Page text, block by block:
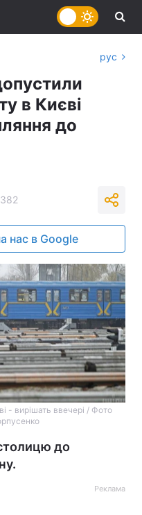
рус
в Києві
до
нас в Google
- вирішать ввечері / Фото
до
Реклама